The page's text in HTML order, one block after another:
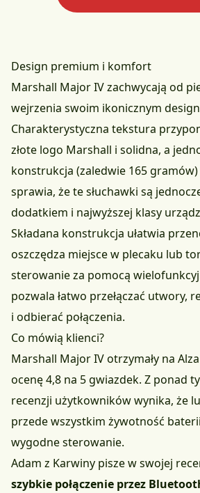
Design premium i komfort
Marshall Major IV zachwycają od
wejrzenia swoim ikonicznym
Charakterystyczna tekstura
złote logo Marshall i solidna, a
konstrukcja (zaledwie 165
sprawia, że te słuchawki są
dodatkiem i najwyższej klasy
Składana konstrukcja ułatwia
oszczędza miejsce w plecaku lub
sterowanie za pomocą
pozwala łatwo przełączać utwory,
i odbierać połączenia.
Co mówią klienci?
Marshall Major IV otrzymały na
ocenę 4,8 na 5 gwiazdek. Z ponad
recenzji użytkowników wynika, że
przede wszystkim żywotność
wygodne sterowanie.
Adam z Karwiny pisze w swojej
szybkie połączenie przez